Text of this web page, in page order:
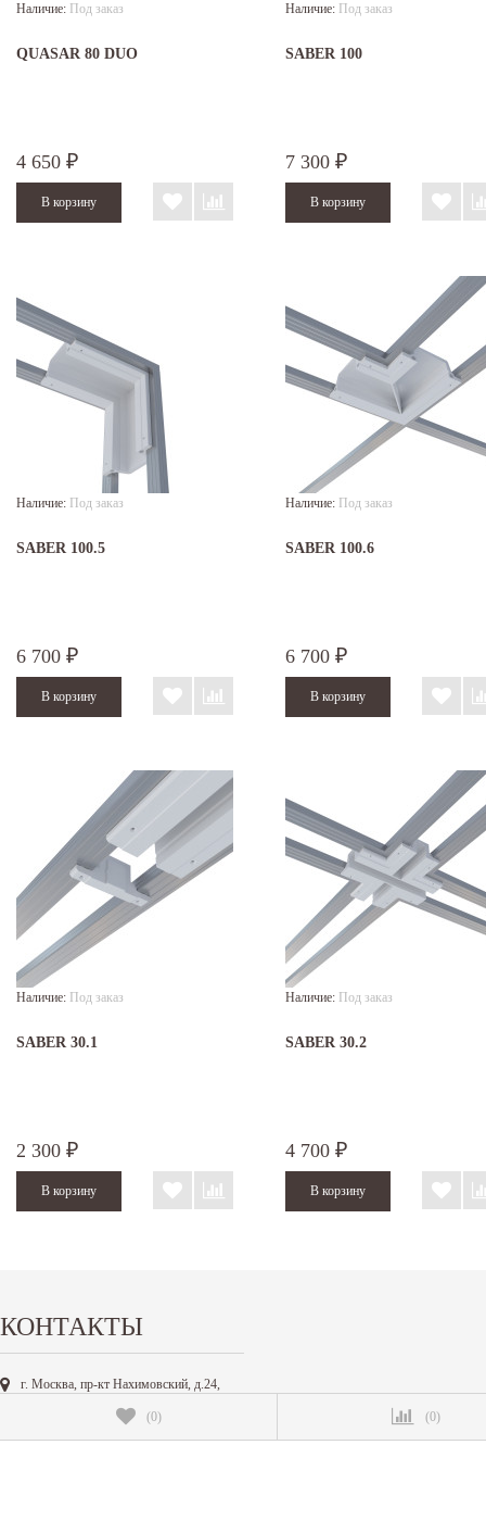
Наличие: Под заказ
QUASAR 80 DUO
4 650 ₽
Наличие: Под заказ
SABER 100
7 300 ₽
Наличие: Под заказ
SABER 100.5
6 700 ₽
Наличие: Под заказ
SABER 100.6
6 700 ₽
Наличие: Под заказ
SABER 30.1
2 300 ₽
Наличие: Под заказ
SABER 30.2
4 700 ₽
КОНТАКТЫ
г. Москва, пр-кт Нахимовский, д.24,
павильон 1 стенд 72-73, павильон 2
стенд 234
(0) (0)